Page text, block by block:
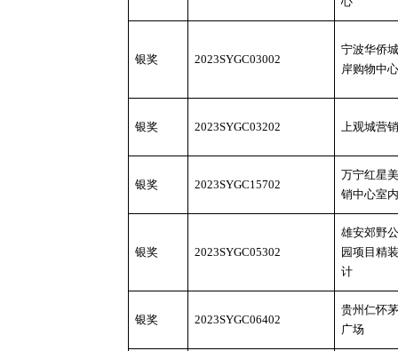
银奖 2023SYGC03002
宁波华侨
岸购物中
银奖 2023SYGC03202 上观城营
银奖 2023SYGC15702
万宁红星
销中心室
银奖 2023SYGC05302
雄安郊野
园项目精
计
银奖 2023SYGC06402
贵州仁怀
广场